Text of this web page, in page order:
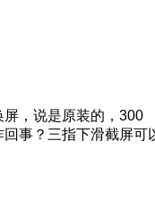
，说是原装的，300
事？三指下滑截屏可